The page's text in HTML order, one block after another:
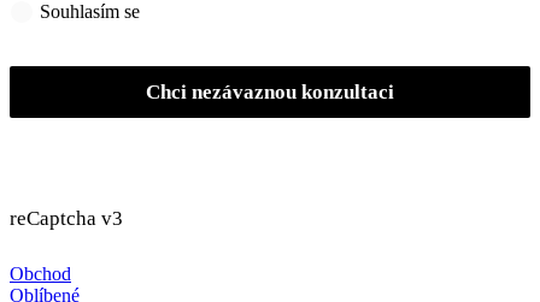
Souhlasím se
Chci nezávaznou konzultaci
reCaptcha v3
Obchod
Oblíbené